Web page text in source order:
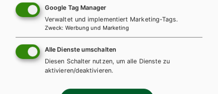
Online Zusatzmaterial
und Schüler/innen.
Google Tag Manager
Verwaltet und implementiert Marketing-Tags.
Zweck: Werbung und Marketing
Alle Dienste umschalten
Diesen Schalter nutzen, um alle Dienste zu
aktivieren/deaktivieren.